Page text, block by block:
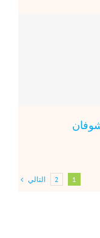
1
2 التالي